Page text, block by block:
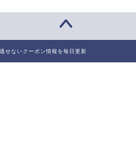
せないクーポン情報を毎日更新